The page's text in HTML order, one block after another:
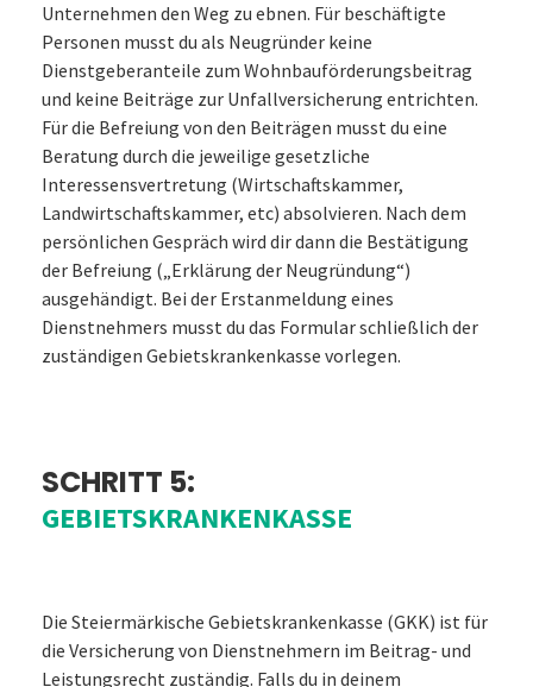
Unternehmen den Weg zu ebnen. Für beschäftigte
Personen musst du als Neugründer keine
Dienstgeberanteile zum Wohnbauförderungsbeitrag
und keine Beiträge zur Unfallversicherung entrichten.
Für die Befreiung von den Beiträgen musst du eine
Beratung durch die jeweilige gesetzliche
Interessensvertretung (Wirtschaftskammer,
Landwirtschaftskammer, etc) absolvieren. Nach dem
persönlichen Gespräch wird dir dann die Bestätigung
der Befreiung („Erklärung der Neugründung“)
ausgehändigt. Bei der Erstanmeldung eines
Dienstnehmers musst du das Formular schließlich der
zuständigen Gebietskrankenkasse vorlegen.
SCHRITT 5:
GEBIETSKRANKENKASSE
Die Steiermärkische Gebietskrankenkasse (GKK) ist für
die Versicherung von Dienstnehmern im Beitrag- und
Leistungsrecht zuständig. Falls du in deinem